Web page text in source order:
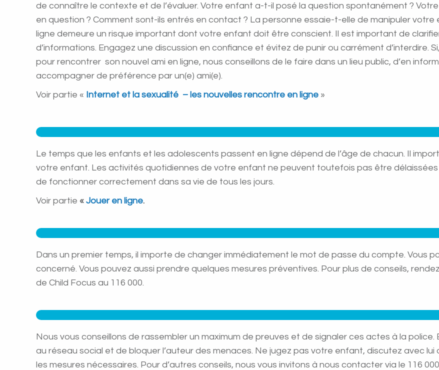
de connaître le contexte et de l’évaluer. Votre enfant a-t-il posé la question spontanément ?
en question ? Comment sont-ils entrés en contact ? La personne essaie-t-elle de manipuler
ligne demeure un risque important dont votre enfant doit être conscient. Il est important de
d’informations. Engagez une discussion en confiance et évitez de punir ou carrément d’interdire.
pour rencontrer son nouvel ami en ligne, nous conseillons de le faire dans un lieu public, d’en
accompagner de préférence par un(e) ami(e).
Voir partie « Internet et la sexualité – les nouvelles rencontre en ligne »
Le temps que les enfants et les adolescents passent en ligne dépend de l’âge de chacun. Il
votre enfant. Les activités quotidiennes de votre enfant ne peuvent toutefois pas être délaissées
de fonctionner correctement dans sa vie de tous les jours.
Voir partie « Jouer en ligne.
Dans un premier temps, il importe de changer immédiatement le mot de passe du compte. Vous
concerné. Vous pouvez aussi prendre quelques mesures préventives. Pour plus de conseils,
de Child Focus au 116 000.
Nous vous conseillons de rassembler un maximum de preuves et de signaler ces actes à la
au réseau social et de bloquer l’auteur des menaces. Ne jugez pas votre enfant, discutez avec
les mesures nécessaires. Pour d’autres conseils, nous vous invitons à nous contacter via le 116